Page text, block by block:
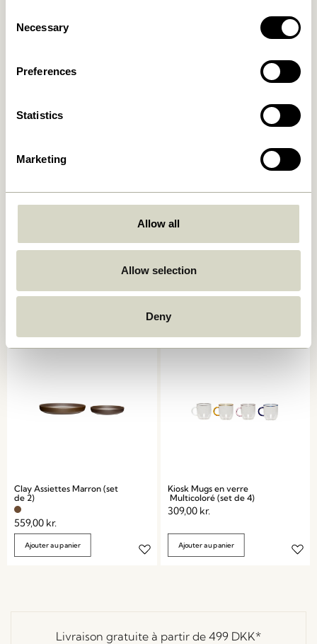
Selection
Necessary
Preferences
Statistics
Marketing
Allow all
Allow selection
Deny
Amare Bol Small Maroon
199,00kr.
Gem Plat Transparent
Clay Assiettes Marron (set
de 2)
559,00 kr.
Ajouter au panier
Kiosk Mugs en verre
Multicoloré (set de 4)
309,00 kr.
Ajouter au panier
Livraison gratuite à partir de 499 DKK*